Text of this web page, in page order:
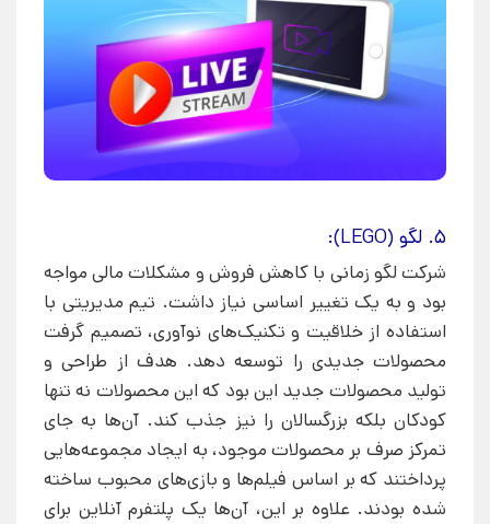
5. لگو (LEGO):
شرکت لگو زمانی با کاهش فروش و مشکلات مالی مواجه
بود و به یک تغییر اساسی نیاز داشت. تیم مدیریتی با
استفاده از خلاقیت و تکنیک‌های نوآوری، تصمیم گرفت
محصولات جدیدی را توسعه دهد. هدف از طراحی و
تولید محصولات جدید این بود که این محصولات نه تنها
کودکان بلکه بزرگسالان را نیز جذب کند. آن‌ها به جای
تمرکز صرف بر محصولات موجود، به ایجاد مجموعه‌هایی
پرداختند که بر اساس فیلم‌ها و بازی‌های محبوب ساخته
شده بودند. علاوه بر این، آن‌ها یک پلتفرم آنلاین برای